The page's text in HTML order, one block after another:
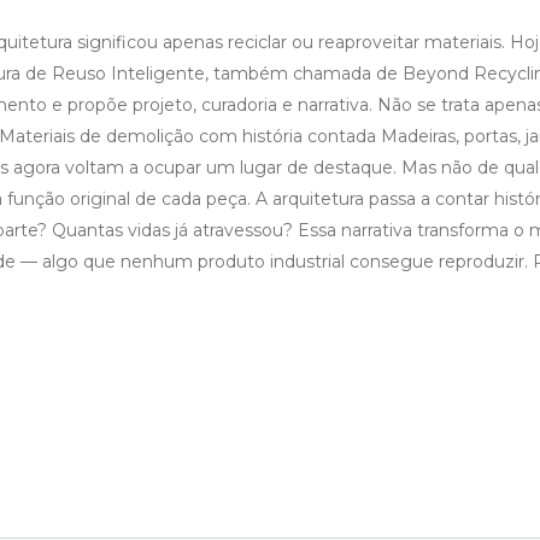
significou apenas reciclar ou reaproveitar materiais.
de Reuso Inteligente, também chamada de Beyond
e propõe projeto, curadoria e narrativa. Não se trata
de demolição com história contada Madeiras, portas,
voltam a ocupar um lugar de destaque. Mas não de
original de cada peça. A arquitetura passa a contar
Quantas vidas já atravessou? Essa narrativa transforma o
— algo que nenhum produto industrial consegue reproduzir.